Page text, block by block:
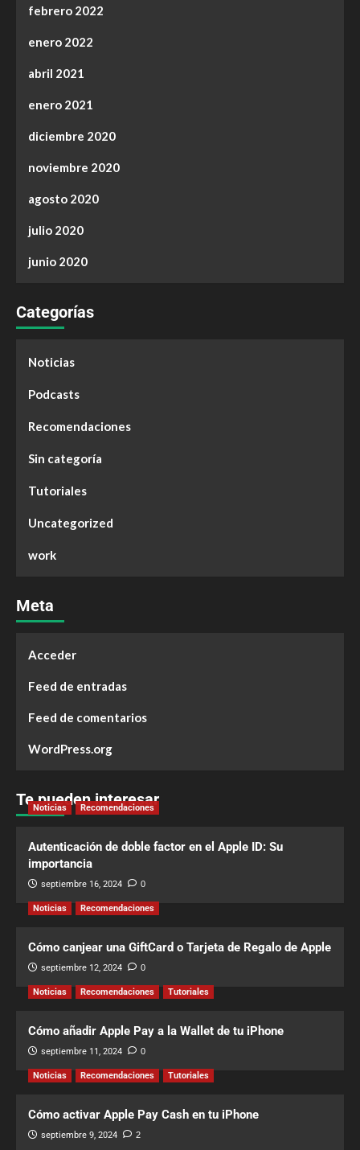
febrero 2022
enero 2022
abril 2021
enero 2021
diciembre 2020
noviembre 2020
agosto 2020
julio 2020
junio 2020
Categorías
Noticias
Podcasts
Recomendaciones
Sin categoría
Tutoriales
Uncategorized
work
Meta
Acceder
Feed de entradas
Feed de comentarios
WordPress.org
Te pueden interesar
Noticias Recomendaciones
Autenticación de doble factor en el Apple ID: Su
importancia
septiembre 16, 2024 0
Noticias Recomendaciones
Cómo canjear una GiftCard o Tarjeta de Regalo de Apple
septiembre 12, 2024 0
Noticias Recomendaciones Tutoriales
Cómo añadir Apple Pay a la Wallet de tu iPhone
septiembre 11, 2024 0
Noticias Recomendaciones Tutoriales
Cómo activar Apple Pay Cash en tu iPhone
septiembre 9, 2024 2